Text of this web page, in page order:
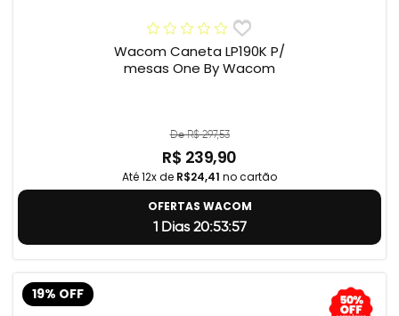
Wacom Caneta LP190K P/
mesas One By Wacom
De R$ 297,53
R$ 239,90
Até 12x de R$24,41 no cartão
OFERTAS WACOM
1 Dias 20:53:56
19% OFF